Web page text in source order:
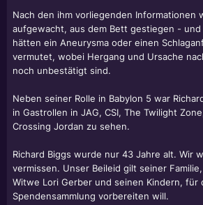
Nach den ihm vorliegenden Informationen
aufgewacht, aus dem Bett gestiegen -
hätten ein Aneurysma oder einen
vermutet, wobei Hergang und Ursache
noch unbestätigt sind.
Neben seiner Rolle in Babylon 5 war
in Gastrollen in JAG, CSI, The Twilight
Crossing Jordan zu sehen.
Richard Biggs wurde nur 43 Jahre alt. Wir
vermissen. Unser Beileid gilt seiner
Witwe Lori Gerber und seinen Kindern, für
Spendensammlung vorbereiten will.